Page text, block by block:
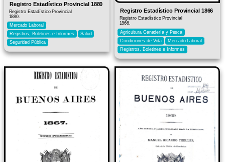
Registro Estadístico Provincial 1880
Registro Estadístico Provincial
1880.
Mercado Laboral
Registros, Boletines e Informes
Salud
Seguridad Pública
Registro Estadístico Provincial 1866
Registro Estadístico Provincial
1866.
Agricultura Ganadería y Pesca
Condiciones de Vida
Mercado Laboral
Registros, Boletines e Informes